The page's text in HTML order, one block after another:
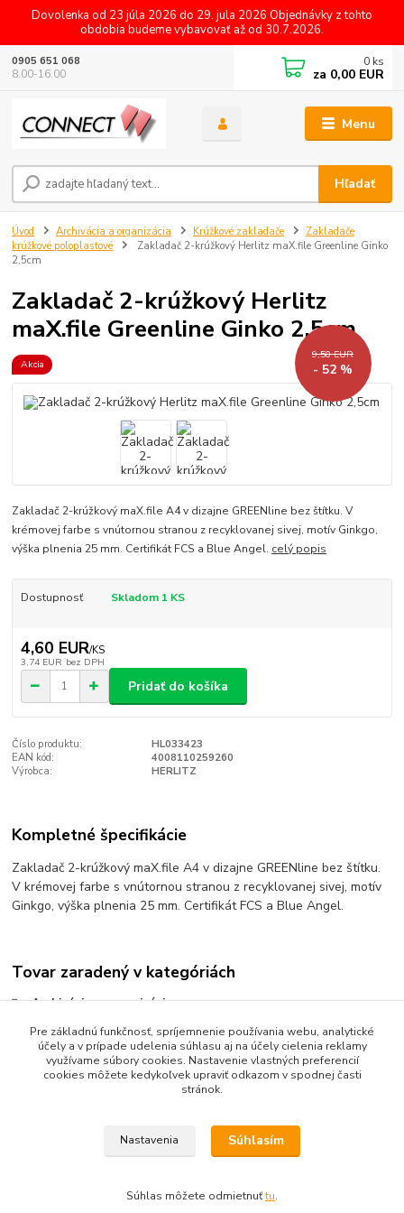
Dovolenka od 23 júla 2026 do 29. jula 2026 Objednávky z tohto
obdobia budeme vybavovať až od 30.7.2026.
Menu
Hľadať
0905 651 068
8.00-16.00
0 ks
za 0,00 EUR
Úvod Archivácia a organizácia Krúžkové zakladače
Zakladače
krúžkové poloplastové
Zakladač 2-krúžkový Herlitz maX.file Greenline Ginko
2,5cm
Zakladač 2-krúžkový Herlitz
maX.file Greenline Ginko 2,5cm
Akcia
9,50 EUR
- 52 %
Zakladač 2-krúžkový maX.file A4 v dizajne GREENline bez štítku. V
krémovej farbe s vnútornou stranou z recyklovanej sivej, motív Ginkgo,
výška plnenia 25 mm. Certifikát FCS a Blue Angel. celý popis
Dostupnosť Skladom 1 KS
4,60 EUR/KS
3,74 EUR bez DPH
Pridať do košíka
Číslo produktu:
HL033423
EAN kód:
4008110259260
Výrobca:
HERLITZ
Kompletné špecifikácie
Zakladač 2-krúžkový maX.file A4 v dizajne GREENline bez štítku.
V krémovej farbe s vnútornou stranou z recyklovanej sivej, motív
Ginkgo, výška plnenia 25 mm. Certifikát FCS a Blue Angel.
Tovar zaradený v kategóriách
Archivácia a organizácia
Krúžkové zakladače
Zakladače krúžkové poloplastové
Upravit sběr cookies.
Pre základnú funkčnosť, spríjemnenie používania webu, analytické
účely a v prípade udelenia súhlasu aj na účely cielenia reklamy
využívame súbory cookies. Nastavenie vlastných preferencií
cookies môžete kedykoľvek upraviť odkazom v spodnej časti
stránok.
Nastavenia Súhlasím
Súhlas môžete odmietnuťtu.